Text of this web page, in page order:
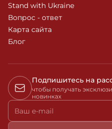
Stand with Ukraine
Вопрос - ответ
Карта сайта
Блог
Подпишитесь на
чтобы получать
новинках
Ваш e-mail